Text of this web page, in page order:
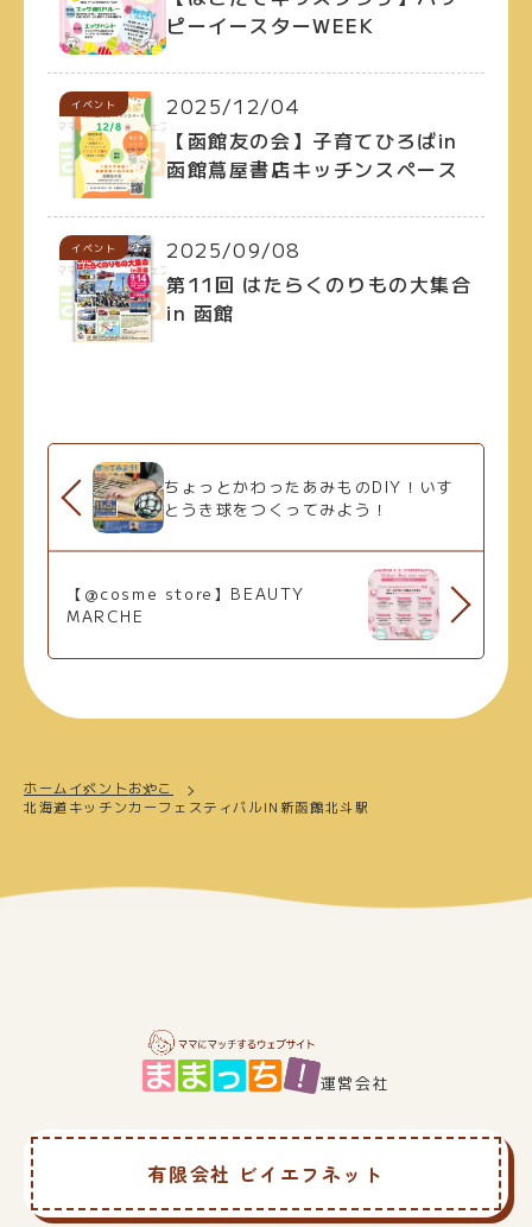
ピーイースターWEEK
イベント
2025/12/04
【函館友の会】子育てひろばin
函館蔦屋書店キッチンスペース
イベント
2025/09/08
第11回 はたらくのりもの大集合
in 函館
ちょっとかわったあみものDIY！いす
とうき球をつくってみよう！
【@cosme store】BEAUTY
MARCHE
ホーム イベントおやこ
北海道キッチンカーフェスティバルIN新函館北斗駅
運営会社
有限会社 ビイエフネット